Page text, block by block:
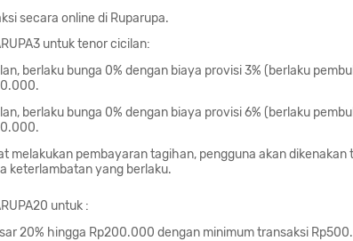
secara online di Ruparupa.
untuk tenor cicilan:
berlaku bunga 0% dengan biaya provisi 3% (berlaku
berlaku bunga 0% dengan biaya provisi 6% (berlaku
melakukan pembayaran tagihan, pengguna akan dikenakan
keterlambatan yang berlaku.
untuk :
20% hingga Rp200.000 dengan minimum transaksi